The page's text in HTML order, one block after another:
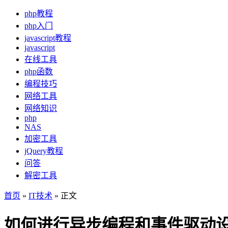
php教程
php入门
javascript教程
javascript
在线工具
php函数
编程技巧
网络工具
网络知识
php
NAS
加密工具
jQuery教程
问答
解密工具
首页 » IT技术 » 正文